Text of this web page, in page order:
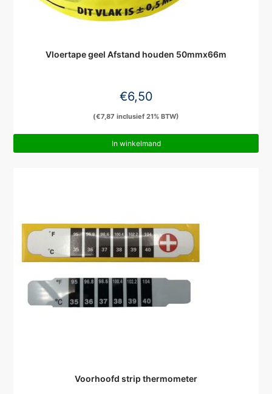
Vloertape geel Afstand houden 50mmx66m
€6,50
(€7,87 inclusief 21% BTW)
In winkelmand
Voorhoofd strip thermometer